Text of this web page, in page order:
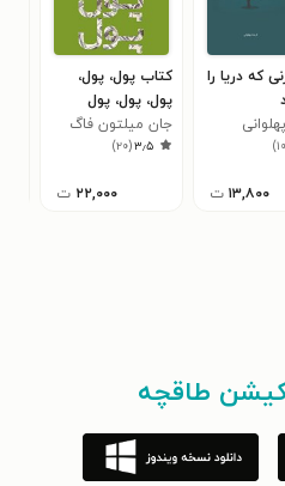
که دریا را
)
۱۳,۸۰۰ ت
کتاب پول، پول،
پول، پول، پول
جان میلتون فاگ
۳٫۵(۲۰)
۲۲,۰۰۰ ت
طاقچه